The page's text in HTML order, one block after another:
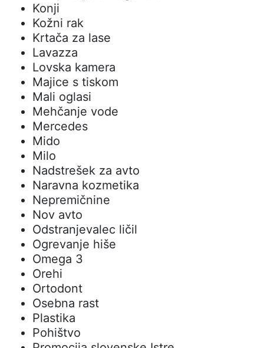
Konji
Kožni rak
Krtača za lase
Lavazza
Lovska kamera
Majice s tiskom
Mali oglasi
Mehčanje vode
Mercedes
Mido
Milo
Nadstrešek za avto
Naravna kozmetika
Nepremičnine
Nov avto
Odstranjevalec ličil
Ogrevanje hiše
Omega 3
Orehi
Ortodont
Osebna rast
Plastika
Pohištvo